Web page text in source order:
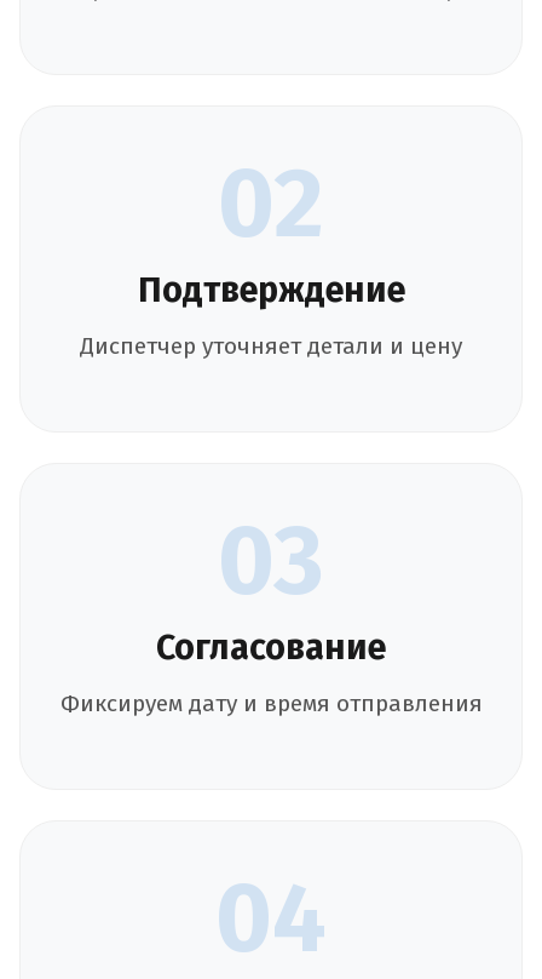
02
Подтверждение
Диспетчер уточняет детали и цену
03
Согласование
Фиксируем дату и время отправления
04